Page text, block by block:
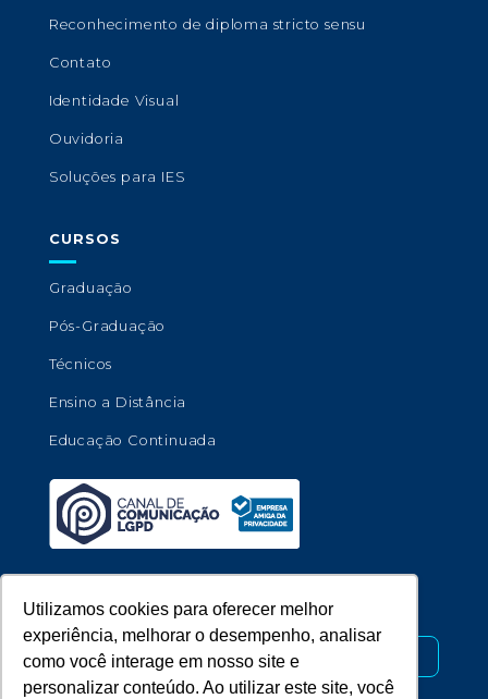
Utilizamos cookies para oferecer melhor
experiência, melhorar o desempenho, analisar
como você interage em nosso site e
personalizar conteúdo. Ao utilizar este site, você
Reconhecimento de diploma stricto sensu
Contato
Identidade Visual
Ouvidoria
Soluções para IES
CURSOS
Graduação
Pós-Graduação
Técnicos
Ensino a Distância
Educação Continuada
Desenvolvido por